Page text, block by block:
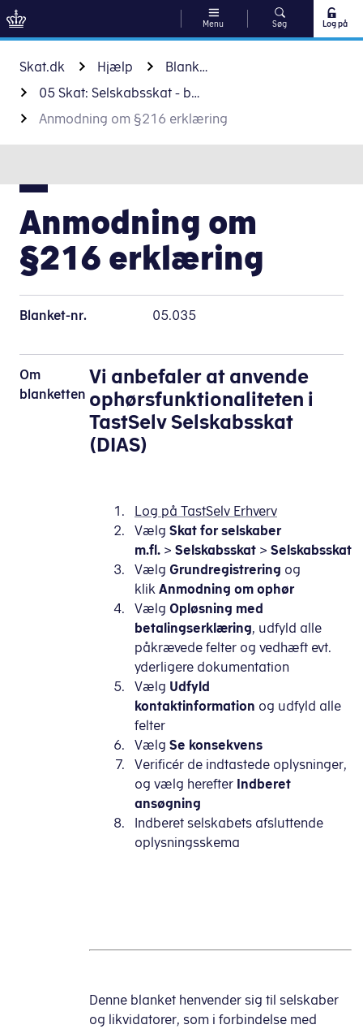
Gå til indhold
Menu Søg Log på
Skat.dk Hjælp
Blanketter
05 Skat: Selskabsskat - blanketter
Anmodning om §216 erklæring
Anmodning om
§216 erklæring
Blanket-nr. 05.035
Om
blanketten
Vi anbefaler at anvende
ophørsfunktionaliteten i
TastSelv Selskabsskat
(DIAS)
Log på TastSelv Erhverv
Vælg Skat for selskaber
m.fl. > Selskabsskat > Selskabsskat
Vælg Grundregistrering og
klik Anmodning om ophør
Vælg Opløsning med
betalingserklæring, udfyld alle
påkrævede felter og vedhæft evt.
yderligere dokumentation
Vælg Udfyld
kontaktinformation og udfyld alle
felter
Vælg Se konsekvens
Verificér de indtastede oplysninger,
og vælg herefter Indberet
ansøgning
Indberet selskabets afsluttende
oplysningsskema
Denne blanket henvender sig til selskaber
og likvidatorer, som i forbindelse med